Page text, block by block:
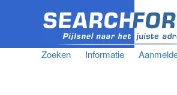
Zoeken Informatie